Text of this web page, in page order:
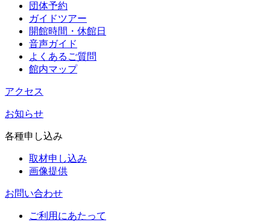
団体予約
ガイドツアー
開館時間・休館日
音声ガイド
よくあるご質問
館内マップ
アクセス
お知らせ
各種申し込み
取材申し込み
画像提供
お問い合わせ
ご利用にあたって